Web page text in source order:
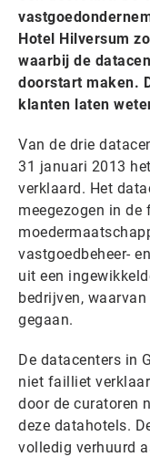
Hotel Hilversum
waarbij de
doorstart maken.
klanten laten
Van de drie
31 januari 2013
verklaard. Het
meegezogen in de
vastgoedbeheer-
uit een
bedrijven,
gegaan.
De datacenters in
niet failliet
door de curatoren
deze datahotels.
volledig verhuurd